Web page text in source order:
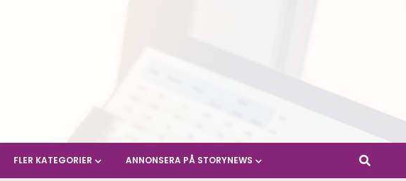
FLER KATEGORIER ANNONSERA PÅ STORYNEWS